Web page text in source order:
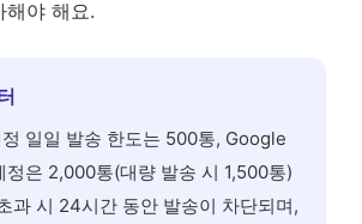
해야 해요.
일일 발송 한도는 500통, Google
은 2,000통(대량 발송 시 1,500통)
과 시 24시간 동안 발송이 차단되며,